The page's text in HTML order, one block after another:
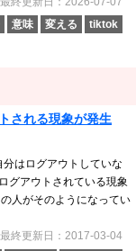
意味 変える tiktok
される現象が発生
はログアウトしていな
グアウトされている現象
人がそのようになってい
最終更新日：2017-03-04